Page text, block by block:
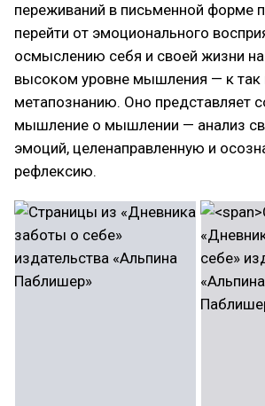
переживаний в письменной форме
перейти от эмоционального
осмыслению себя и своей жизни
высоком уровне мышления — к
метапознанию. Оно представляет
мышление о мышлении — анализ
эмоций, целенаправленную и
рефлексию.